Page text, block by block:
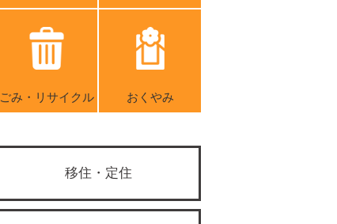
ごみ・リサイクル おくやみ
移住・定住